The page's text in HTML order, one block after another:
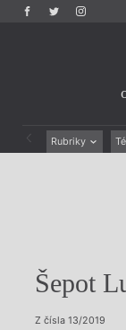
Rubriky
Výroční ceny
Šepot
Z čísla 13/2019